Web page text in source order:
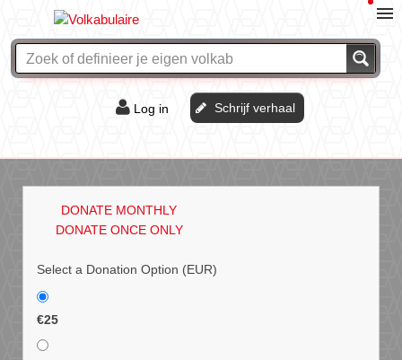
Log in Schrijf verhaal
DONATE MONTHLY
DONATE ONCE ONLY
Select a Donation Option (EUR)
€25